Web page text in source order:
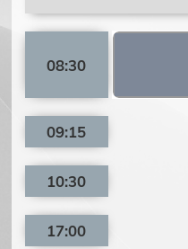
08:30
09:15
10:30
17:00